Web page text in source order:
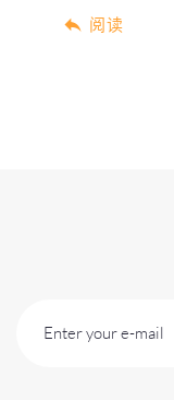
阅读
Enter your e-mail